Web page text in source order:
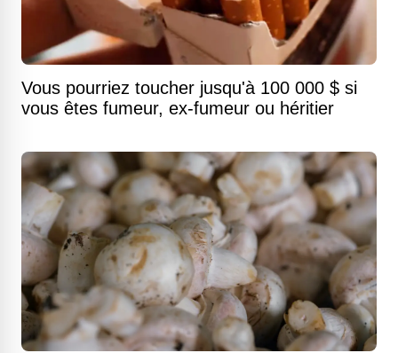
Vous pourriez toucher jusqu'à 100 000 $ si
vous êtes fumeur, ex-fumeur ou héritier